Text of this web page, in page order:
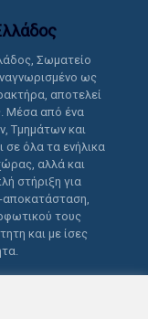
Σωματείο
ως
αποτελεί
Μέσα από ένα
Τμημάτων και
όλα τα ενήλικα
αλλά και
στήριξη για
αποκατάσταση,
τους
και με ίσες